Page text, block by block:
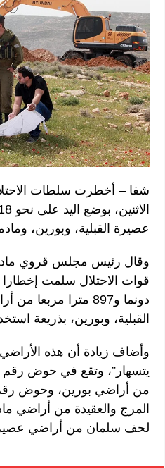
شفا – أخطرت سلطات
عصيرة القبلية، وبورين،
وقال رئيس مجلس قروي
دونما و897 مترا
القبلية، وبورين، بذريعة
وأضاف زيادة أن هذه
لحف سلمان من أراضي عصيرة